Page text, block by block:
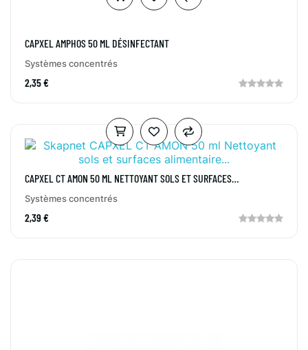
CAPXEL AMPHOS 50 ML DÉSINFECTANT
Systèmes concentrés
2,35 €
CAPXEL CT AMON 50 ML NETTOYANT SOLS ET SURFACES
Systèmes concentrés
2,39 €